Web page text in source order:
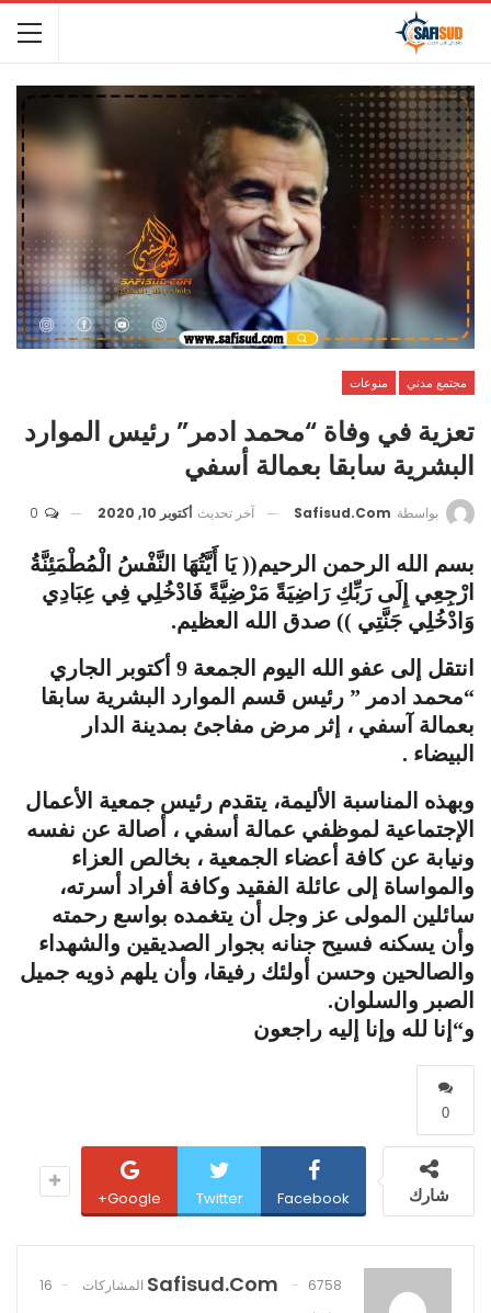
مجتمع مدني منوعات
تعزية في وفاة “محمد ادمر” رئيس الموارد
البشرية سابقا بعمالة أسفي
بواسطة Safisud.com آخر تحديث أكتوبر 10, 2020
بسم الله الرحمن الرحيم(( يَا أَيَّتُهَا النَّفْسُ الْمُطْمَئِنَّةُ
ارْجِعِي إِلَى رَبِّكِ رَاضِيَةً مَرْضِيَّةً فَادْخُلِي فِي عِبَادِي
وَادْخُلِي جَنَّتِي )) صدق الله العظيم.
انتقل إلى عفو الله اليوم الجمعة 9 أكتوبر الجاري
“محمد ادمر ” رئيس قسم الموارد البشرية سابقا
بعمالة آسفي ، إثر مرض مفاجئ بمدينة الدار
البيضاء .
وبهذه المناسبة الأليمة، يتقدم رئيس جمعية الأعمال
الإجتماعية لموظفي عمالة أسفي ، أصالة عن نفسه
ونيابة عن كافة أعضاء الجمعية ، بخالص العزاء
والمواساة إلى عائلة الفقيد وكافة أفراد أسرته،
سائلين المولى عز وجل أن يتغمده بواسع رحمته
وأن يسكنه فسيح جنانه بجوار الصديقين والشهداء
والصالحين وحسن أولئك رفيقا، وأن يلهم ذويه جميل
الصبر والسلوان.
و“إنا لله وإنا إليه راجعون
0
شارك Facebook
Twitter
Google+
Safisud.com 6758 المشاركات
16